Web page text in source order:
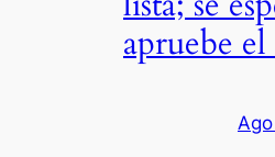
apruebe el